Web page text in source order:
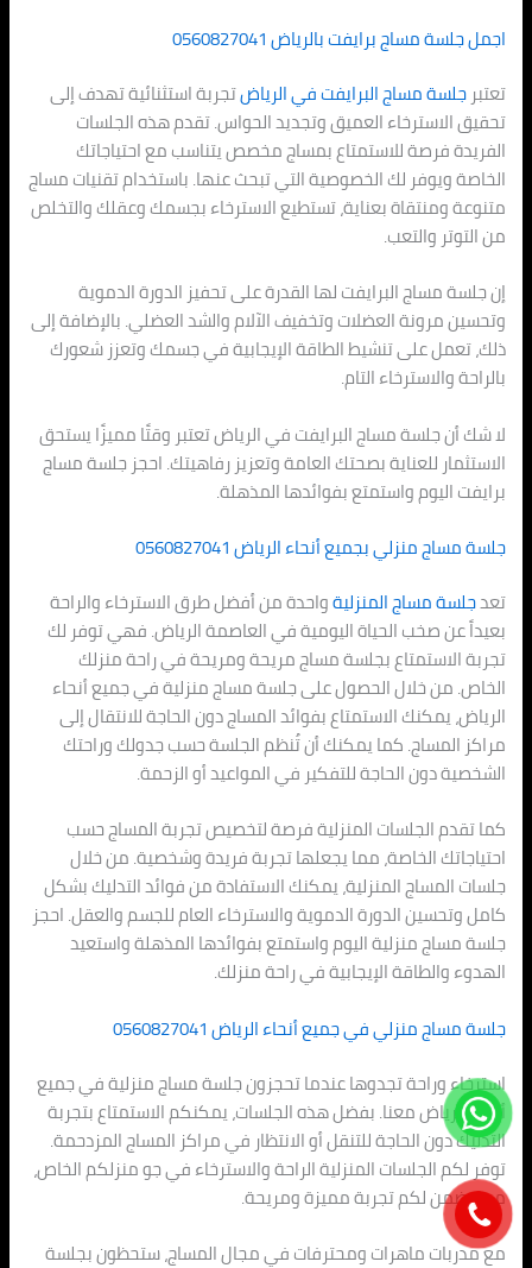
اجمل جلسة مساج برايفت بالرياض 0560827041
تعتبرجلسة مساج البرايفت في الرياضتجربة استثنائية تهدف إلى
تحقيق الاسترخاء العميق وتجديد الحواس. تقدم هذه الجلسات
الفريدة فرصة للاستمتاع بمساج مخصص يتناسب مع احتياجاتك
الخاصة ويوفر لك الخصوصية التي تبحث عنها. باستخدام تقنيات مساج
متنوعة ومنتقاة بعناية، تستطيع الاسترخاء بجسمك وعقلك والتخلص
من التوتر والتعب.
إن جلسة مساج البرايفت لها القدرة على تحفيز الدورة الدموية
وتحسين مرونة العضلات وتخفيف الآلام والشد العضلي. بالإضافة إلى
ذلك، تعمل على تنشيط الطاقة الإيجابية في جسمك وتعزز شعورك
بالراحة والاسترخاء التام.
لا شك أن جلسة مساج البرايفت في الرياض تعتبر وقتًا مميزًا يستحق
الاستثمار للعناية بصحتك العامة وتعزيز رفاهيتك. احجز جلسة مساج
برايفت اليوم واستمتع بفوائدها المذهلة.
جلسة مساج منزلي بجميع أنحاء الرياض 0560827041
تعدجلسة مساج المنزليةواحدة من أفضل طرق الاسترخاء والراحة
بعيداً عن صخب الحياة اليومية في العاصمة الرياض. فهي توفر لك
تجربة الاستمتاع بجلسة مساج مريحة ومريحة في راحة منزلك
الخاص. من خلال الحصول على جلسة مساج منزلية في جميع أنحاء
الرياض، يمكنك الاستمتاع بفوائد المساج دون الحاجة للانتقال إلى
مراكز المساج. كما يمكنك أن تُنظم الجلسة حسب جدولك وراحتك
الشخصية دون الحاجة للتفكير في المواعيد أو الزحمة.
كما تقدم الجلسات المنزلية فرصة لتخصيص تجربة المساج حسب
احتياجاتك الخاصة، مما يجعلها تجربة فريدة وشخصية. من خلال
جلسات المساج المنزلية، يمكنك الاستفادة من فوائد التدليك بشكل
كامل وتحسين الدورة الدموية والاسترخاء العام للجسم والعقل. احجز
جلسة مساج منزلية اليوم واستمتع بفوائدها المذهلة واستعيد
الهدوء والطاقة الإيجابية في راحة منزلك.
جلسة مساج منزلي في جميع أنحاء الرياض 0560827041
استرخاء وراحة تجدوها عندما تحجزون جلسة مساج منزلية في جميع
أنحاء الرياض معنا. بفضل هذه الجلسات، يمكنكم الاستمتاع بتجربة
التدليك دون الحاجة للتنقل أو الانتظار في مراكز المساج المزدحمة.
توفر لكم الجلسات المنزلية الراحة والاسترخاء في جو منزلكم الخاص،
مما يضمن لكم تجربة مميزة ومريحة.
مع مدربات ماهرات ومحترفات في مجال المساج، ستحظون بجلسة